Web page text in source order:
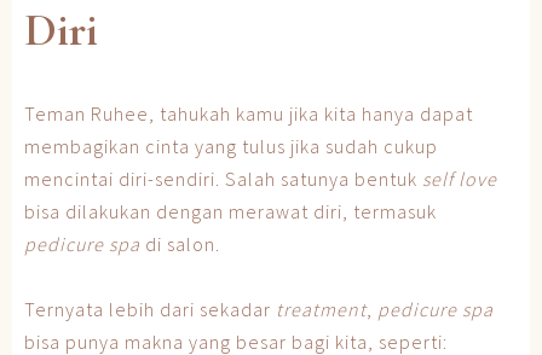
Diri
Teman Ruhee, tahukah kamu jika kita hanya dapat
membagikan cinta yang tulus jika sudah cukup
mencintai diri-sendiri. Salah satunya bentuk self love
bisa dilakukan dengan merawat diri, termasuk
pedicure spa di salon.
Ternyata lebih dari sekadar treatment, pedicure spa
bisa punya makna yang besar bagi kita, seperti: